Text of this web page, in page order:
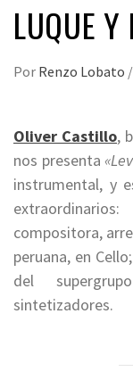
LUQUE Y
Por Renzo Lobato /
Oliver Castillo,
nos presenta
instrumental, y
compositora,
peruana, en
del
sintetizadores.